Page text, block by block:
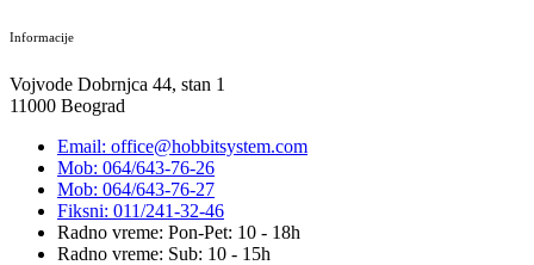
Informacije
Vojvode Dobrnjca 44, stan 1
11000 Beograd
Email: office@hobbitsystem.com
Mob: 064/643-76-26
Mob: 064/643-76-27
Fiksni: 011/241-32-46
Radno vreme: Pon-Pet: 10 - 18h
Radno vreme: Sub: 10 - 15h